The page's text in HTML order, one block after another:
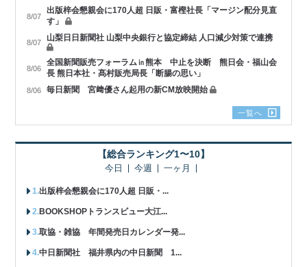
8/07
出版梓会懇親会に170人超 日販・富樫社長「マージン配分見直
す」
8/07 山梨日日新聞社 山梨中央銀行と協定締結 人口減少対策で連携
8/06
全国新聞販売フォーラム㏌熊本 中止を決断 熊日会・福山会
長 熊日本社・髙村販売局長「断腸の思い」
8/06 毎日新聞 宮﨑優さん起用の新CM放映開始
一覧へ
【総合ランキング1〜10】
今日 今週 一ヶ月
出版梓会懇親会に170人超 日販・...
BOOKSHOPトランスビュー大江...
取協・雑協 年間発売日カレンダー発...
中日新聞社 福井県内の中日新聞 1...